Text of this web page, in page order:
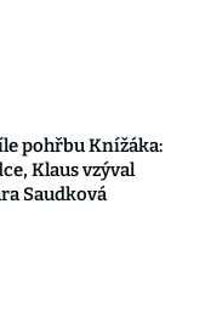
pohřbu Knížáka:
Klaus vzýval
Saudková